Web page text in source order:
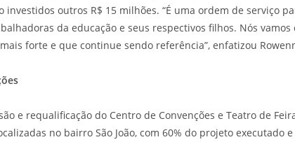
investidos outros R$ 15 milhões. “É uma ordem de serviço
da educação e seus respectivos filhos. Nós
forte e que continue sendo referência”, enfatizou
e requalificação do Centro de Convenções e Teatro de
no bairro São João, com 60% do projeto executado